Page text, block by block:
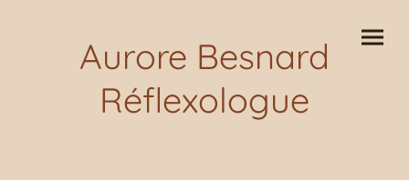
Aurore Besnard
Réflexologue